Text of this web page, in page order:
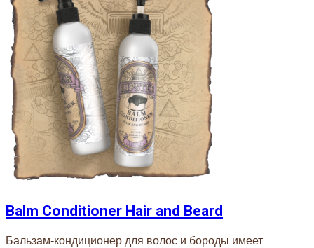
Balm Conditioner Hair and Beard
Бальзам-кондиционер для волос и бороды имеет